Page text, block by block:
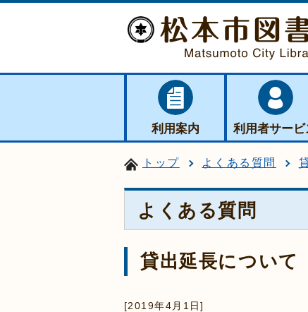
利用案内 利用者サービ
トップ よくある質問
よくある質問
貸出延長について
[2019年4月1日]